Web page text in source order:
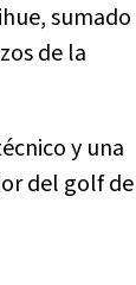
sumado
de la
y una
del golf de